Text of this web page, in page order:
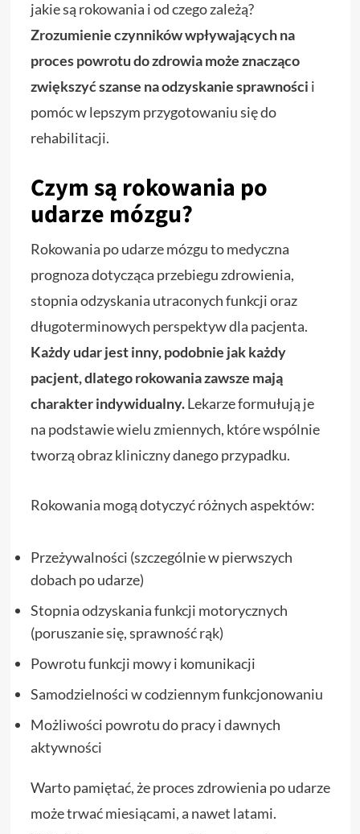
jakie są rokowania i od czego zależą?
Zrozumienie czynników wpływających na
proces powrotu do zdrowia może znacząco
zwiększyć szanse na odzyskanie sprawności i
pomóc w lepszym przygotowaniu się do
rehabilitacji.
Czym są rokowania po
udarze mózgu?
Rokowania po udarze mózgu to medyczna
prognoza dotycząca przebiegu zdrowienia,
stopnia odzyskania utraconych funkcji oraz
długoterminowych perspektyw dla pacjenta.
Każdy udar jest inny, podobnie jak każdy
pacjent, dlatego rokowania zawsze mają
charakter indywidualny.Lekarze formułują je
na podstawie wielu zmiennych, które wspólnie
tworzą obraz kliniczny danego przypadku.
Rokowania mogą dotyczyć różnych aspektów:
Przeżywalności (szczególnie w pierwszych
dobach po udarze)
Stopnia odzyskania funkcji motorycznych
(poruszanie się, sprawność rąk)
Powrotu funkcji mowy i komunikacji
Samodzielności w codziennym funkcjonowaniu
Możliwości powrotu do pracy i dawnych
aktywności
Warto pamiętać, że proces zdrowienia po udarze
może trwać miesiącami, a nawet latami.